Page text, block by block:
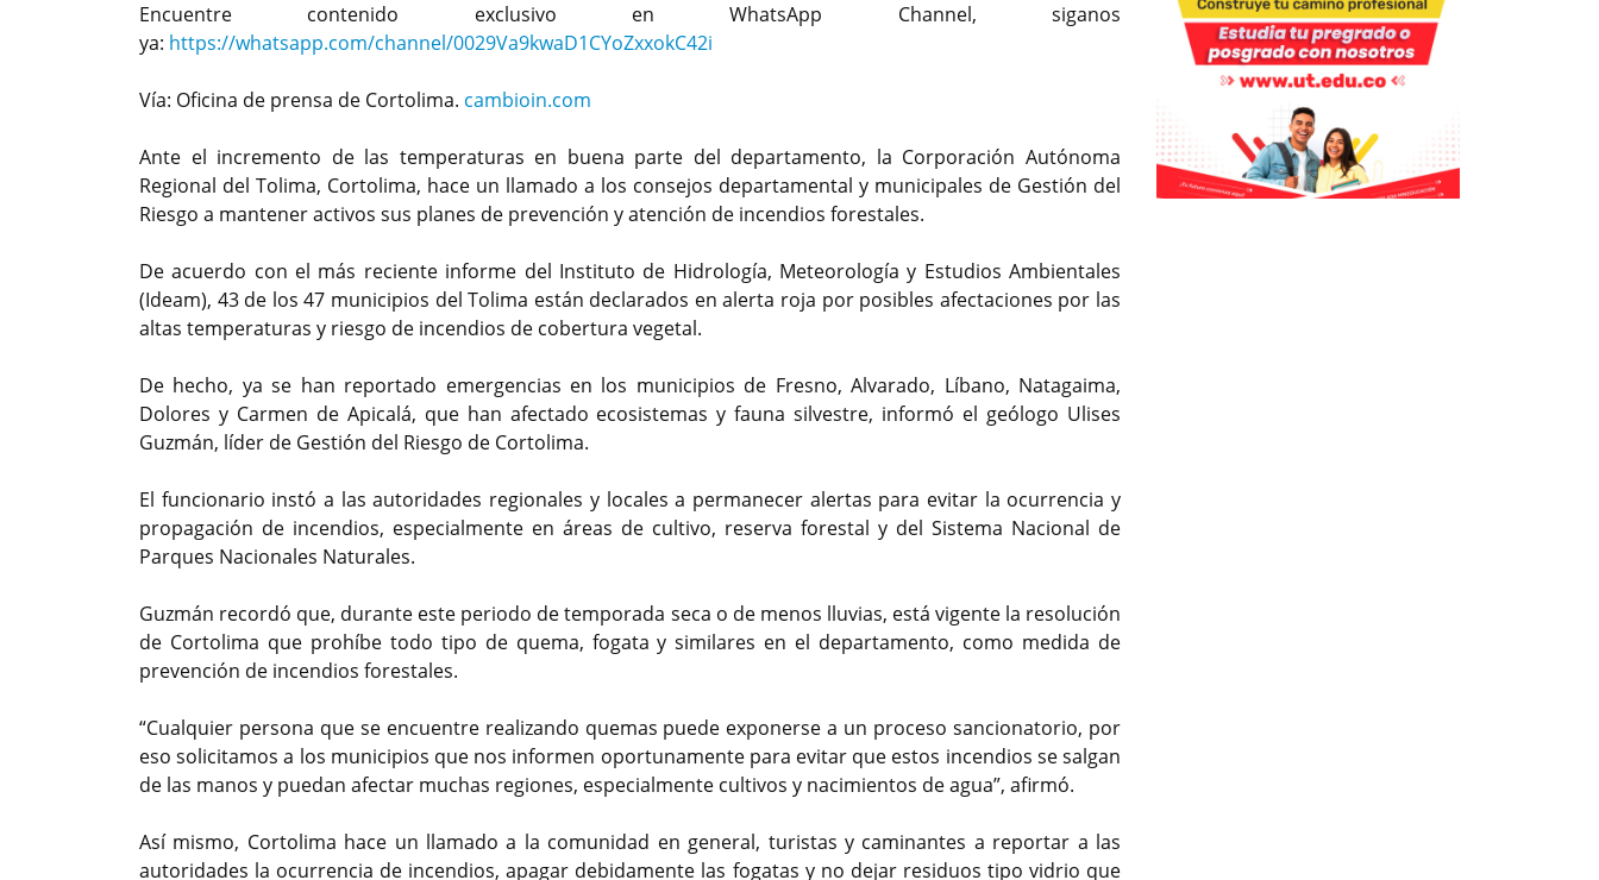
Encuentre contenido exclusivo en WhatsApp Channel, siganos
ya: https://whatsapp.com/channel/0029Va9kwaD1CYoZxxokC42i
Vía: Oficina de prensa de Cortolima. cambioin.com
Ante el incremento de las temperaturas en buena parte del departamento, la Corporación Autónoma
Regional del Tolima, Cortolima, hace un llamado a los consejos departamental y municipales de Gestión del
Riesgo a mantener activos sus planes de prevención y atención de incendios forestales.
De acuerdo con el más reciente informe del Instituto de Hidrología, Meteorología y Estudios Ambientales
(Ideam), 43 de los 47 municipios del Tolima están declarados en alerta roja por posibles afectaciones por las
altas temperaturas y riesgo de incendios de cobertura vegetal.
De hecho, ya se han reportado emergencias en los municipios de Fresno, Alvarado, Líbano, Natagaima,
Dolores y Carmen de Apicalá, que han afectado ecosistemas y fauna silvestre, informó el geólogo Ulises
Guzmán, líder de Gestión del Riesgo de Cortolima.
El funcionario instó a las autoridades regionales y locales a permanecer alertas para evitar la ocurrencia y
propagación de incendios, especialmente en áreas de cultivo, reserva forestal y del Sistema Nacional de
Parques Nacionales Naturales.
Guzmán recordó que, durante este periodo de temporada seca o de menos lluvias, está vigente la resolución
de Cortolima que prohíbe todo tipo de quema, fogata y similares en el departamento, como medida de
prevención de incendios forestales.
“Cualquier persona que se encuentre realizando quemas puede exponerse a un proceso sancionatorio, por
eso solicitamos a los municipios que nos informen oportunamente para evitar que estos incendios se salgan
de las manos y puedan afectar muchas regiones, especialmente cultivos y nacimientos de agua”, afirmó.
Así mismo, Cortolima hace un llamado a la comunidad en general, turistas y caminantes a reportar a las
autoridades la ocurrencia de incendios, apagar debidamente las fogatas y no dejar residuos tipo vidrio que
Previous